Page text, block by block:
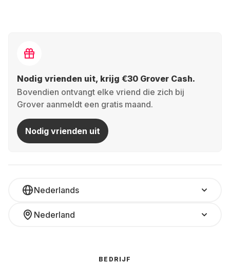
Nodig vrienden uit, krijg €30 Grover Cash.
Bovendien ontvangt elke vriend die zich bij
Grover aanmeldt een gratis maand.
Nodig vrienden uit
Nederlands
Nederland
BEDRIJF